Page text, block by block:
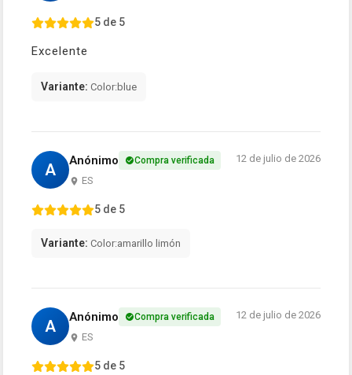
5 de 5
Excelente
Variante: Color:blue
A Anónimo Compra verificada
ES
12 de julio de 2026
5 de 5
Variante: Color:amarillo limón
A Anónimo Compra verificada
ES
12 de julio de 2026
5 de 5